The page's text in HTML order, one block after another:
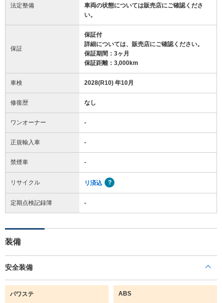
法定整備
車両の状態については販売店にご確認くださ
い。
保証
保証付
詳細については、販売店にご確認ください。
保証期間：3ヶ月
保証距離：3,000km
車検 2028(R10) 年10月
修復歴 なし
ワンオーナー -
正規輸入車 -
禁煙車 -
リサイクル リ済込
定期点検記録簿 -
装備
安全装備
パワステ ABS